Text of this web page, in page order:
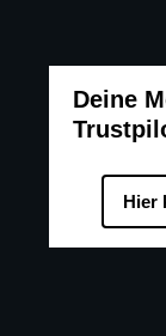
Deine
Hier